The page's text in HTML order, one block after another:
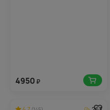
4950 ₽